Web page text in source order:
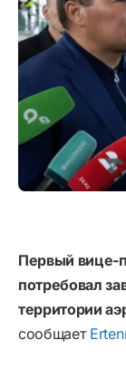
Первый вице-
потребовал
территории
сообщает